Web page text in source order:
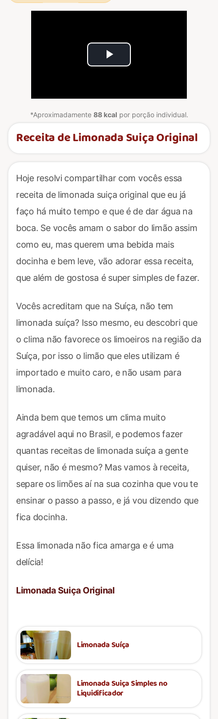
Play
*Aproximadamente 88 kcal por porção individual.
Receita de Limonada Suiça Original
Hoje resolvi compartilhar com vocês essa
receita de limonada suiça original que eu já
faço há muito tempo e que é de dar água na
boca. Se vocês amam o sabor do limão assim
como eu, mas querem uma bebida mais
docinha e bem leve, vão adorar essa receita,
que além de gostosa é super simples de fazer.
Vocês acreditam que na Suíça, não tem
limonada suíça? Isso mesmo, eu descobri que
o clima não favorece os limoeiros na região da
Suíça, por isso o limão que eles utilizam é
importado e muito caro, e não usam para
limonada.
Ainda bem que temos um clima muito
agradável aqui no Brasil, e podemos fazer
quantas receitas de limonada suíça a gente
quiser, não é mesmo? Mas vamos à receita,
separe os limões aí na sua cozinha que vou te
ensinar o passo a passo, e já vou dizendo que
fica docinha.
Essa limonada não fica amarga e é uma
delícia!
Limonada Suiça Original
Limonada Suíça
Limonada Suiça Simples no
Liquidificador